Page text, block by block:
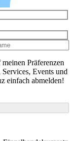
Präferenzen
Events und
einfach abmelden!